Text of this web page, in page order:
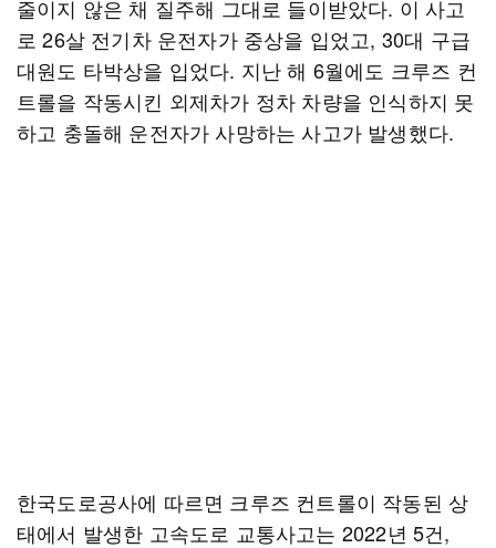
줄이지 않은 채 질주해 그대로 들이받았다. 이 사고
로 26살 전기차 운전자가 중상을 입었고, 30대 구급
대원도 타박상을 입었다. 지난 해 6월에도 크루즈 컨
트롤을 작동시킨 외제차가 정차 차량을 인식하지 못
하고 충돌해 운전자가 사망하는 사고가 발생했다.
한국도로공사에 따르면 크루즈 컨트롤이 작동된 상
태에서 발생한 고속도로 교통사고는 2022년 5건,